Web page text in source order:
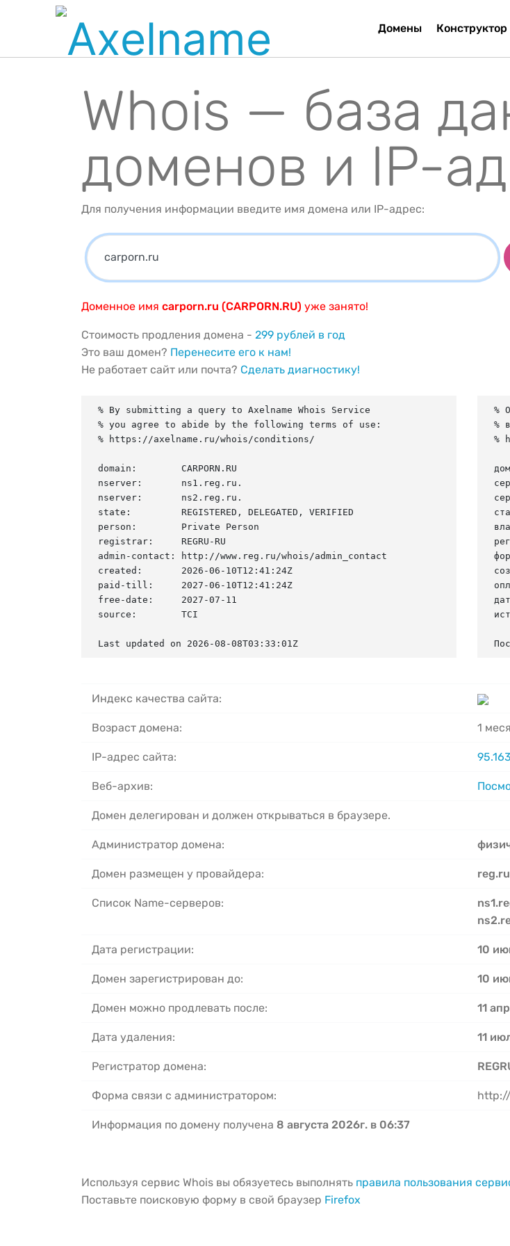
Домены Конструктор
Whois — база
доменов и IP-
Для получения информации введите имя домена или IP-адрес:
Доменное имя carporn.ru (CARPORN.RU) уже занято!
Стоимость продления домена - 299 рублей в год
Это ваш домен? Перенесите его к нам!
Не работает сайт или почта? Сделать диагностику!
% By submitting a query to Axelname Whois Service
% you agree to abide by the following terms of use:
% https://axelname.ru/whois/conditions/
domain:        CARPORN.RU
nserver:       ns1.reg.ru.
nserver:       ns2.reg.ru.
state:         REGISTERED, DELEGATED, VERIFIED
person:        Private Person
registrar:     REGRU-RU
admin-contact: http://www.reg.ru/whois/admin_contact
created:       2026-06-10T12:41:24Z
paid-till:     2027-06-10T12:41:24Z
free-date:     2027-07-11
source:        TCI
Last updated on 2026-08-08T03:33:01Z
%
%
%
Индекс качества сайта:
Возраст домена: 1
IP-адрес сайта:
Веб-архив:
Домен делегирован и должен открываться в браузере.
Администратор домена:
Домен размещен у провайдера: reg.ru
Список Name-серверов:
Дата регистрации: 10
Домен зарегистрирован до: 10
Домен можно продлевать после: 11
Дата удаления: 11
Регистратор домена:
Форма связи с администратором:
Информация по домену получена 8 августа 2026г. в 06:37
Используя сервис Whois вы обязуетесь выполнять правила пользования
Поставьте поисковую форму в свой браузер Firefox